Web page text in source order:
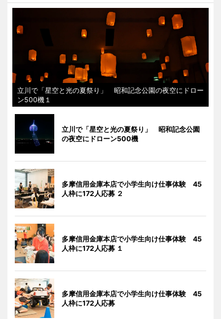
立川で「星空と光の夏祭り」 昭和記念公園の夜空にドロー
ン500機１
立川で「星空と光の夏祭り」 昭和記念公園
の夜空にドローン500機
多摩信用金庫本店で小学生向け仕事体験 45
人枠に172人応募 ２
多摩信用金庫本店で小学生向け仕事体験 45
人枠に172人応募 １
多摩信用金庫本店で小学生向け仕事体験 45
人枠に172人応募